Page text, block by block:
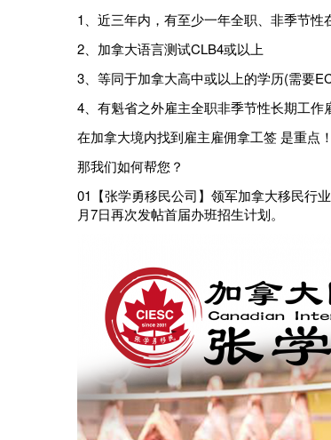
1、近三年内，有至少一年全职、非季节
2、加拿大语言测试CLB4或以上
3、等同于加拿大高中或以上的学历(需要
4、有魁省之外雇主全职非季节性长期工作
在加拿大境内找到雇主雇佣拿工签 是重点！
那我们如何帮您？
01 【张学勇移民公司】领军加拿大移民行
月7日再次发帖首届办班招生计划。